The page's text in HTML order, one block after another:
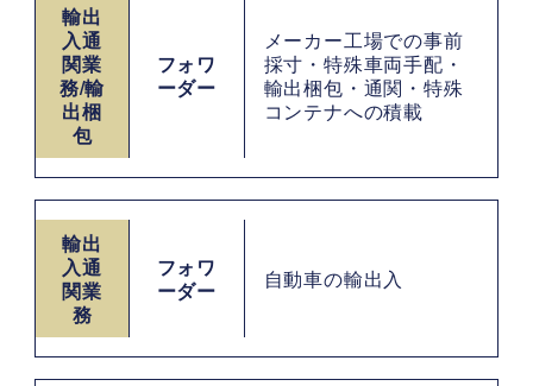
輸出
入通
関業
務/輸
出梱
包
フォワ
ーダー
メーカー工場での事前
採寸・特殊車両手配・
輸出梱包・通関・特殊
コンテナへの積載
輸出
入通
関業
務
フォワ
ーダー
自動車の輸出入